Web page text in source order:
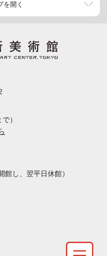
を開く
）
館し、翌平日休館）